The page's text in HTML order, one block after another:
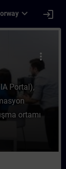
expand_more login
-
more_vert
Portal),
ortamı